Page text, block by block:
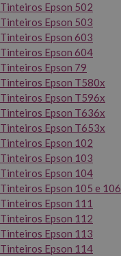
Tinteiros Epson 502
Tinteiros Epson 503
Tinteiros Epson 603
Tinteiros Epson 604
Tinteiros Epson 79
Tinteiros Epson T580x
Tinteiros Epson T596x
Tinteiros Epson T636x
Tinteiros Epson T653x
Tinteiros Epson 102
Tinteiros Epson 103
Tinteiros Epson 104
Tinteiros Epson 105 e 106
Tinteiros Epson 111
Tinteiros Epson 112
Tinteiros Epson 113
Tinteiros Epson 114